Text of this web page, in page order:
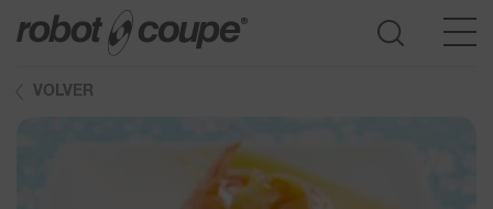
VOLVER
Acceder a la guía de selección